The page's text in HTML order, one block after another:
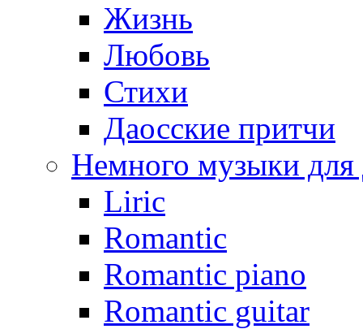
Жизнь
Любовь
Стихи
Даосские притчи
Немного музыки
Liric
Romantic
Romantic piano
Romantic guitar